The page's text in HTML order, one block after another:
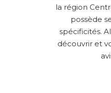
la région
possède
spécificités.
découvrir et